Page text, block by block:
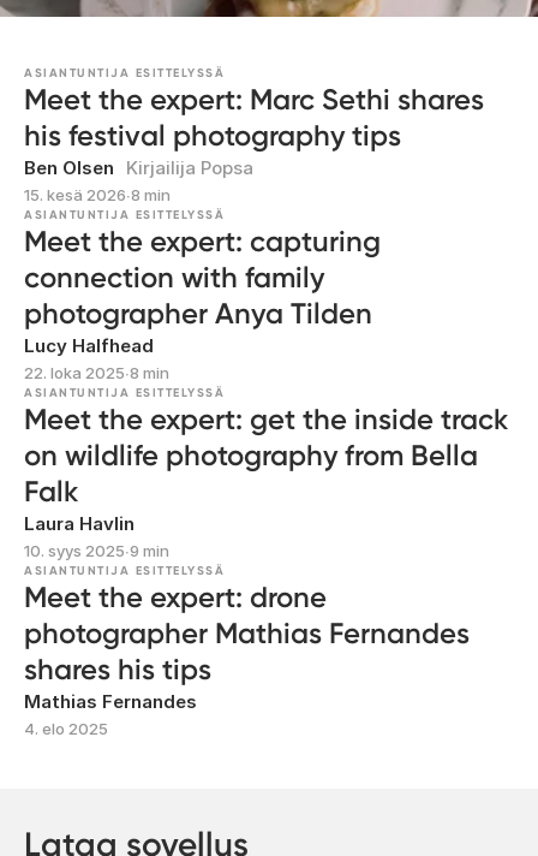
ASIANTUNTIJA ESITTELYSSÄ
Meet the expert: Marc Sethi shares
his festival photography tips
Ben Olsen Kirjailija Popsa
15. kesä 2026∙8 min
ASIANTUNTIJA ESITTELYSSÄ
Meet the expert: capturing
connection with family
photographer Anya Tilden
Lucy Halfhead
22. loka 2025∙8 min
ASIANTUNTIJA ESITTELYSSÄ
Meet the expert: get the inside track
on wildlife photography from Bella
Falk
Laura Havlin
10. syys 2025∙9 min
ASIANTUNTIJA ESITTELYSSÄ
Meet the expert: drone
photographer Mathias Fernandes
shares his tips
Mathias Fernandes
4. elo 2025
Lataa sovellus